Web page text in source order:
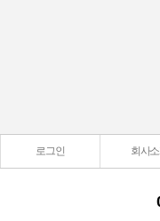
로그인 회사